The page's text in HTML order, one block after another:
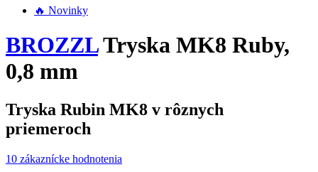
🔥 Novinky
BROZZLTryska MK8 Ruby,
0,8 mm
Tryska Rubin MK8 v rôznych
priemeroch
10 zákaznícke hodnotenia